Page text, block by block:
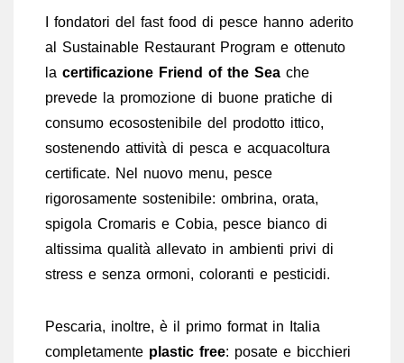
I fondatori del fast food di pesce hanno aderito
al Sustainable Restaurant Program e ottenuto
la certificazione Friend of the Sea che
prevede la promozione di buone pratiche di
consumo ecosostenibile del prodotto ittico,
sostenendo attività di pesca e acquacoltura
certificate. Nel nuovo menu, pesce
rigorosamente sostenibile: ombrina, orata,
spigola Cromaris e Cobia, pesce bianco di
altissima qualità allevato in ambienti privi di
stress e senza ormoni, coloranti e pesticidi.
Pescaria, inoltre, è il primo format in Italia
completamente plastic free: posate e bicchieri